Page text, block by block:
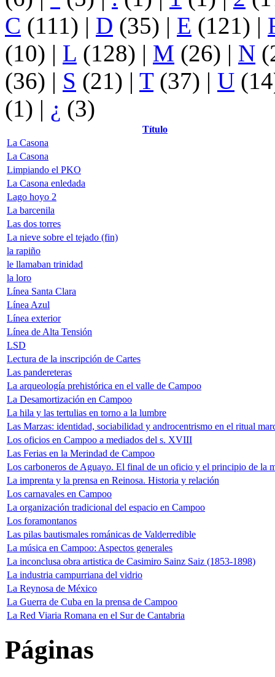
C (111) | D (35) | E (121) |
(10) | L (128) | M (26) | N
(36) | S (21) | T(37) | U
(1) | ¿ (3)
Título
La Casona
La Casona
Limpiando el PKO
La Casona enledada
Lago hoyo 2
La barcenila
Las dos torres
La nieve sobre el tejado (fin)
la rapiño
le llamaban trinidad
la loro
Línea Santa Clara
Línea Azul
Línea exterior
Línea de Alta Tensión
LSD
Lectura de la inscripción de Cartes
Las pandereteras
La arqueología prehistórica en el valle de Campoo
La Desamortización en Campoo
La hila y las tertulias en torno a la lumbre
Las Marzas: identidad, sociabilidad y androcentrismo en el ritual
Los oficios en Campoo a mediados del s. XVIII
Las Ferias en la Merindad de Campoo
Los carboneros de Aguayo. El final de un oficio y el principio de la
La imprenta y la prensa en Reinosa. Historia y relación
Los carnavales en Campoo
La organización tradicional del espacio en Campoo
Los foramontanos
Las pilas bautismales románicas de Valderredible
La música en Campoo: Aspectos generales
La inconclusa obra artistica de Casimiro Sainz Saiz (1853-1898)
La industria campurriana del vidrio
La Reynosa de México
La Guerra de Cuba en la prensa de Campoo
La Red Viaria Romana en el Sur de Cantabria
Páginas